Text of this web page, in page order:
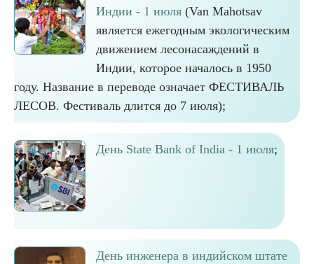
Индии - 1 июля (Van Mahotsav
является ежегодным экологическим
движением лесонасаждений в
Индии, которое началось в 1950
году. Название в переводе означает ФЕСТИВАЛЬ
ЛЕСОВ. Фестиваль длится до 7 июля);
День State Bank of India - 1 июля;
День инженера в индийском штате